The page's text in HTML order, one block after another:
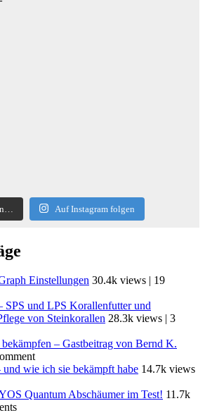
Auf Instagram folgen
Einstellungen 30.4k views | 19
SPS und LPS Korallenfutter und
von Steinkorallen 28.3k views | 3
– Gastbeitrag von Bernd K.
wie ich sie bekämpft habe 14.7k views
Quantum Abschäumer im Test! 11.7k